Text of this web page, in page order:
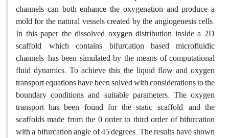
channels can both enhance the oxygenation and produce a
mold for the natural vessels created by the angiogenesis cells.
In this paper the dissolved oxygen distribution inside a 2D
scaffold, which contains bifurcation based microfluidic
channels, has been simulated by the means of computational
fluid dynamics. To achieve this, the liquid flow and oxygen
transport equations have been solved with considerations to the
boundary conditions and suitable parameters. The oxygen
transport has been found for the static scaffold, and the
scaffolds made from the 0 order to third order of bifurcation
with a bifurcation angle of 45 degrees. The results have shown